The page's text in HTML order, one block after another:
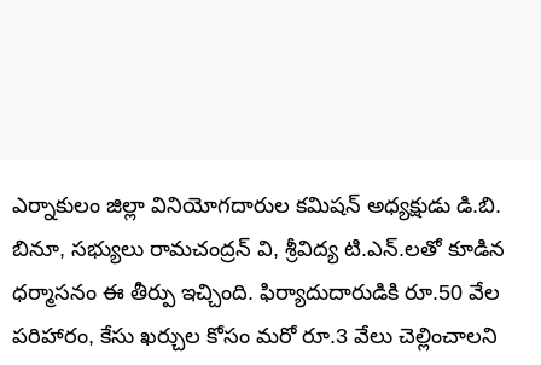
ఎర్నాకులం జిల్లా వినియోగదారుల కమిషన్ అధ్యక్షుడు డి.బి.
బినూ, సభ్యులు రామచంద్రన్ వి, శ్రీవిద్య టి.ఎన్.లతో కూడిన
ధర్మాసనం ఈ తీర్పు ఇచ్చింది. ఫిర్యాదుదారుడికి రూ.50 వేల
పరిహారం, కేసు ఖర్చుల కోసం మరో రూ.3 వేలు చెల్లించాలని